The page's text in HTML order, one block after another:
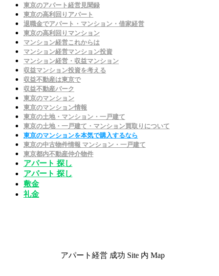
東京のアパート経営見聞録
東京の高利回りアパート
退職金でアパート・マンション・借家経営
東京の高利回りマンション
マンション経営これからは
マンション経営マンション投資
マンション経営・収益マンション
収益マンション投資を考える
収益不動産は東京で
収益不動産パーク
東京のマンション
東京のマンション情報
東京の土地・マンション・一戸建て
東京の土地・一戸建て・マンション買取りについて
東京のマンションを本気で購入するなら
東京の中古物件情報 マンション・一戸建て
東京都内不動産仲介物件
アパート 探し
アパート 探し
敷金
礼金
アパート経営 成功 Site 内 Map